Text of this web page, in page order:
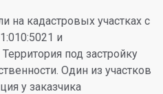
на кадастровых участках с
и
под застройку
Один из участков
у заказчика